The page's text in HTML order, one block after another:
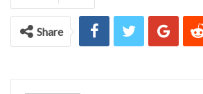
Share